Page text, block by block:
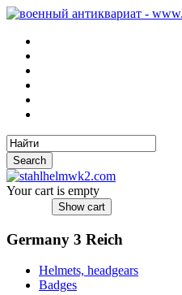
Your cart is empty
Germany 3 Reich
Helmets, headgears
Badges